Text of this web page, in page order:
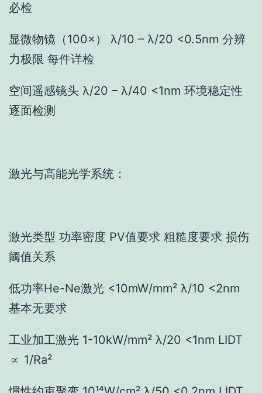
必检
显微物镜（100×） λ/10 – λ/20 <0.5nm 分辨
力极限 每件详检
空间遥感镜头 λ/20 – λ/40 <1nm 环境稳定性
逐面检测
激光与高能光学系统：
激光类型 功率密度 PV值要求 粗糙度要求 损伤
阈值关系
低功率He-Ne激光 <10mW/mm² λ/10 <2nm
基本无要求
工业加工激光 1-10kW/mm² λ/20 <1nm LIDT
∝ 1/Ra²